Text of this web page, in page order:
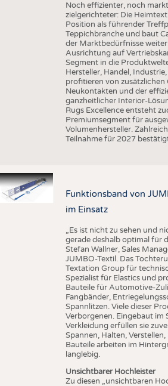
Noch effizienter, noch
zielgerichteter: Die
Position als führender
Teppichbranche und baut
der Marktbedürfnisse
Ausrichtung auf
Segment in die
Hersteller, Handel,
profitieren von zusätzlichen
Neukontakten und der
ganzheitlicher Interior-
Rugs Excellence entsteht
Premiumsegment für
Volumenhersteller.
Teilnahme für 2027
Funktionsband von
im Einsatz
„Es ist nicht zu sehen und
gerade deshalb optimal für
Stefan Wallner, Sales
JUMBO-Textil. Das
Textation Group für
Spezialist für Elastics und
Bauteile für Automotive-
Fangbänder,
Spannlitzen. Viele dieser
Verborgenen. Eingebaut im
Verkleidung erfüllen sie
Spannen, Halten,
Bauteile arbeiten im
langlebig.
Unsichtbarer Hochleister
Zu diesen „unsichtbaren